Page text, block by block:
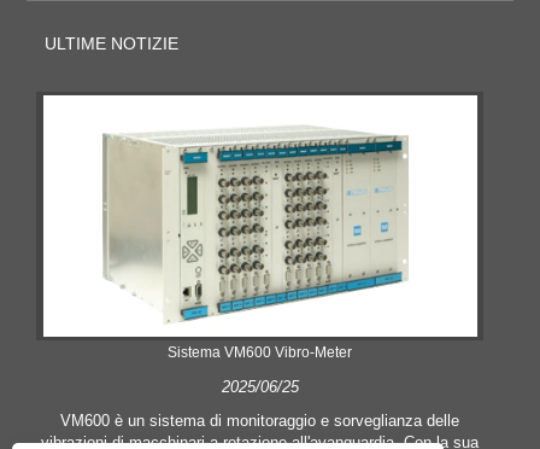
ULTIME NOTIZIE
Sistema VM600 Vibro-Meter
2025/06/25
VM600 è un sistema di monitoraggio e sorveglianza delle
vibrazioni di macchinari a rotazione all'avanguardia. Con la sua